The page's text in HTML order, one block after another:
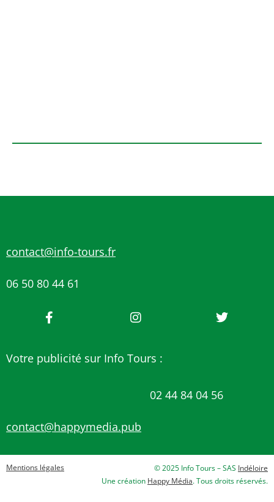
contact@info-tours.fr
06 50 80 44 61
Votre publicité sur Info Tours :
02 44 84 04 56
contact@happymedia.pub
Mentions légales © 2025 Info Tours – SAS Indéloire
Une création Happy Média. Tous droits réservés.